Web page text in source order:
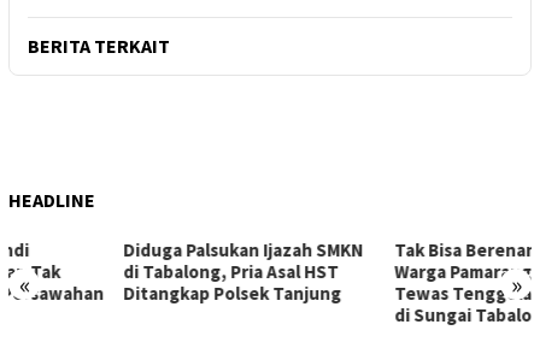
BERITA TERKAIT
HEADLINE
« »
Diduga Palsukan Ijazah SMKN
di Tabalong, Pria Asal HST
Ditangkap Polsek Tanjung
Tak Bisa Berenang, Bocah
Warga Pamarangan Kiwa
Tewas Tenggelam Saat Mandi
di Sungai Tabalong